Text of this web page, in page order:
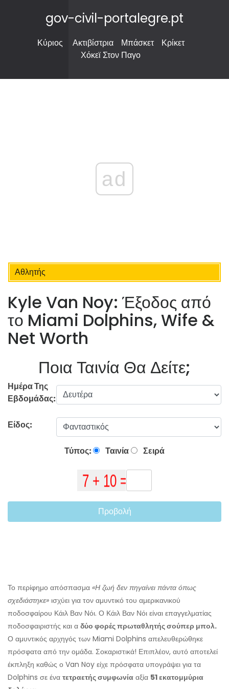
gov-civil-portalegre.pt
Κύριος Ακτιβίστρια Μπάσκετ
Κρίκετ
Χόκεϊ Στον Παγο
ad
Αθλητής
Kyle Van Noy: Έξοδος από
το Miami Dolphins, Wife &
Net Worth
Ποια Ταινία Θα Δείτε;
Ημέρα Της
Εβδομάδας:
Είδος:
Τύπος: Ταινία Σειρά
Προβολή
Το περίφημο απόσπασμα «Η ζωή δεν πηγαίνει πάντα όπως
σχεδιάστηκε» ισχύει για τον αμυντικό του αμερικανικού
ποδοσφαίρου Κάιλ Βαν Νόι. Ο Κάιλ Βαν Νόι είναι επαγγελματίας
ποδοσφαιριστής και α δύο φορές πρωταθλητής σούπερ μπολ.
Ο αμυντικός αρχηγός των Miami Dolphins απελευθερώθηκε
πρόσφατα από την ομάδα. Σοκαριστικά! Επιπλέον, αυτό αποτελεί
έκπληξη καθώς ο Van Noy είχε πρόσφατα υπογράψει για τα
Dolphins σε ένα τετραετής συμφωνία αξία 51 εκατομμύρια